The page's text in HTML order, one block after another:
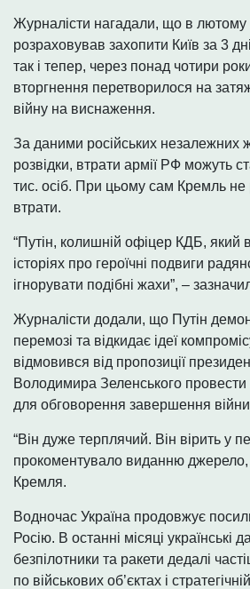
Журналісти нагадали, що в
розраховував захопити Київ за 3
так і тепер, через понад чотири
вторгнення перетворилося на
війну на виснаження.
За даними російських незалежних
розвідки, втрати армії РФ можуть
тис. осіб. При цьому сам Кремль не
втрати.
“Путін, колишній офіцер КДБ, який
історіях про героїчні подвиги
ігнорувати подібні жахи”, –
Журналісти додали, що Путін
перемозі та відкидає ідеї
відмовився від пропозиції
Володимира Зеленського провести
для обговорення завершення
“Він дуже терплячий. Він вірить у
прокоментувало виданню
Кремля.
Водночас Україна продовжує
Росію. В останні місяці українські
безпілотники та ракети дедалі
по військових об’єктах і